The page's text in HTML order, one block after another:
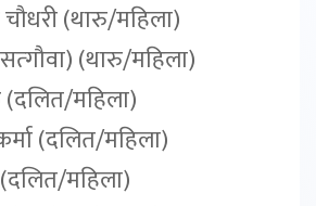
चौधरी (थारु/महिला)
(थारु/महिला)
(दलित/महिला)
(दलित/महिला)
महिला)